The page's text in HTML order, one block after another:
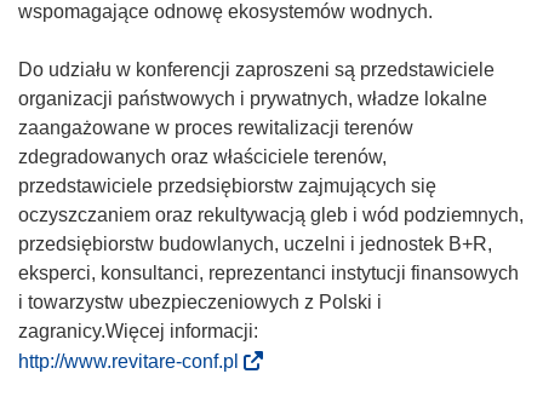
wspomagające odnowę ekosystemów wodnych.
Do udziału w konferencji zaproszeni są przedstawiciele
organizacji państwowych i prywatnych, władze lokalne
zaangażowane w proces rewitalizacji terenów
zdegradowanych oraz właściciele terenów,
przedstawiciele przedsiębiorstw zajmujących się
oczyszczaniem oraz rekultywacją gleb i wód podziemnych,
przedsiębiorstw budowlanych, uczelni i jednostek B+R,
eksperci, konsultanci, reprezentanci instytucji finansowych
i towarzystw ubezpieczeniowych z Polski i
zagranicy.Więcej informacji:
http://www.revitare-conf.pl